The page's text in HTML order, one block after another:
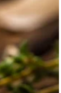
voli sigurnost,